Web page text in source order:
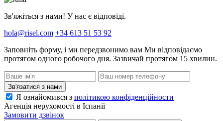
Зв'яжіться з нами! У нас є відповіді.
hola@risel.com +34 613 51 53 92
Заповніть форму, і ми передзвонимо вам Ми відповідаємо
протягом одного робочого дня. Зазвичай протягом 15 хвилин.
Зв'язатися з нами
Я ознайомився з політикою конфіденційности
Агенція нерухомості в Іспанії
Замовити дзвінок